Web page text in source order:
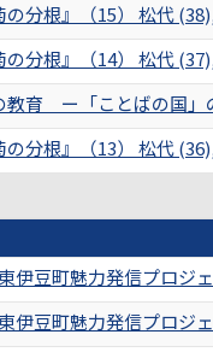
の分根』（15） 松代
の分根』（14） 松代
教育 ー「ことばの国」
の分根』（13） 松代
伊豆町魅力発信プロジ
伊豆町魅力発信プロジ